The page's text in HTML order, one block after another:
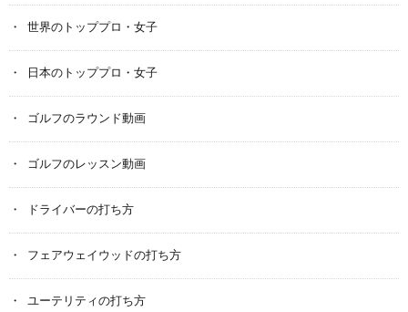
世界のトッププロ・女子
日本のトッププロ・女子
ゴルフのラウンド動画
ゴルフのレッスン動画
ドライバーの打ち方
フェアウェイウッドの打ち方
ユーテリティの打ち方